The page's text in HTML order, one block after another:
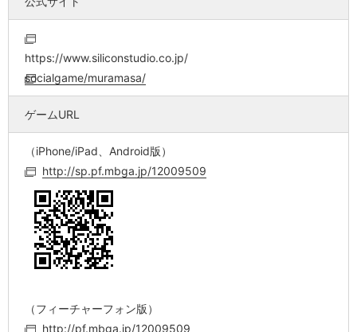
https://www.siliconstudio.co.jp/
socialgame/muramasa/
ゲームURL
（iPhone/iPad、Android版）
http://sp.pf.mbga.jp/12009509
（フィーチャーフォン版）
http://pf.mbga.jp/12009509